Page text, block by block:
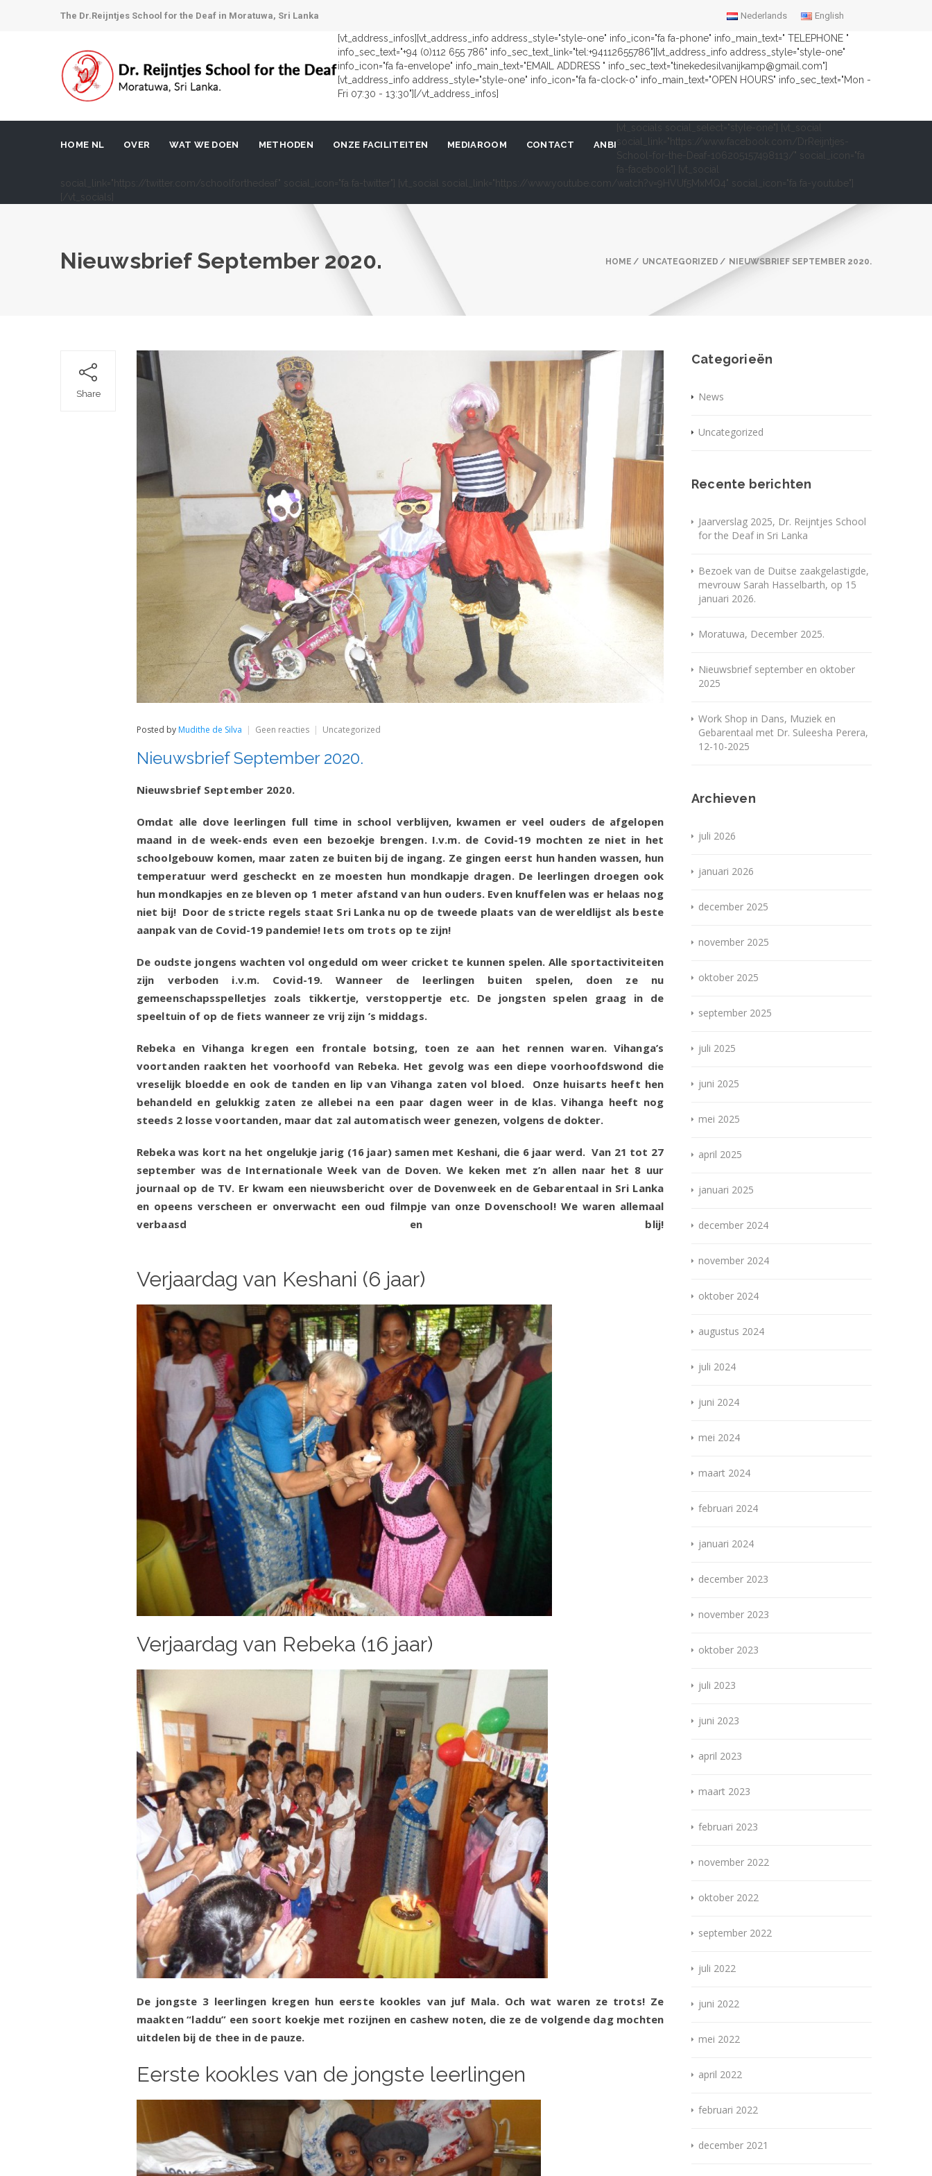
The Dr.Reijntjes School for the Deaf in Moratuwa, Sri Lanka Nederlands English
[vt_address_infos][vt_address_info address_style="style-one" info_icon="fa fa-phone" info_main_text=" TELEPHONE "
info_sec_text="+94 (0)112 655 786" info_sec_text_link="tel:+94112655786"][vt_address_info address_style="style-one"
info_icon="fa fa-envelope" info_main_text="EMAIL ADDRESS " info_sec_text="tinekedesilvanijkamp@gmail.com"]
[vt_address_info address_style="style-one" info_icon="fa fa-clock-o" info_main_text="OPEN HOURS" info_sec_text="Mon -
Fri 07:30 - 13:30"][/vt_address_infos]
HOME NL OVER WAT WE DOEN METHODEN ONZE FACILITEITEN MEDIAROOM CONTACT ANBI
[vt_socials social_select="style-one"] [vt_social
social_link="https://www.facebook.com/DrReijntjes-
School-for-the-Deaf-106205157498113/" social_icon="fa
fa-facebook"] [vt_social
social_link="https://twitter.com/schoolforthedeaf" social_icon="fa fa-twitter"] [vt_social social_link="https://www.youtube.com/watch?v=9HVUf5MxMQ4" social_icon="fa fa-youtube"]
[/vt_socials]
Nieuwsbrief September 2020. HOME UNCATEGORIZED NIEUWSBRIEF SEPTEMBER 2020.
Share
Posted by Mudithe de Silva Geen reactiesop
September
2020.
Uncategorized
Nieuwsbrief September 2020.
Nieuwsbrief September 2020.
Omdat alle dove leerlingen full time in school verblijven, kwamen er veel ouders de afgelopen
maand in de week-ends even een bezoekje brengen. I.v.m. de Covid-19 mochten ze niet in het
schoolgebouw komen, maar zaten ze buiten bij de ingang. Ze gingen eerst hun handen wassen, hun
temperatuur werd gescheckt en ze moesten hun mondkapje dragen. De leerlingen droegen ook
hun mondkapjes en ze bleven op 1 meter afstand van hun ouders. Even knuffelen was er helaas nog
niet bij! Door de stricte regels staat Sri Lanka nu op de tweede plaats van de wereldlijst als beste
aanpak van de Covid-19 pandemie! Iets om trots op te zijn!
De oudste jongens wachten vol ongeduld om weer cricket te kunnen spelen. Alle sportactiviteiten
zijn verboden i.v.m. Covid-19. Wanneer de leerlingen buiten spelen, doen ze nu
gemeenschapsspelletjes zoals tikkertje, verstoppertje etc. De jongsten spelen graag in de
speeltuin of op de fiets wanneer ze vrij zijn ’s middags.
Rebeka en Vihanga kregen een frontale botsing, toen ze aan het rennen waren. Vihanga’s
voortanden raakten het voorhoofd van Rebeka. Het gevolg was een diepe voorhoofdswond die
vreselijk bloedde en ook de tanden en lip van Vihanga zaten vol bloed. Onze huisarts heeft hen
behandeld en gelukkig zaten ze allebei na een paar dagen weer in de klas. Vihanga heeft nog
steeds 2 losse voortanden, maar dat zal automatisch weer genezen, volgens de dokter.
Rebeka was kort na het ongelukje jarig (16 jaar) samen met Keshani, die 6 jaar werd. Van 21 tot 27
september was de Internationale Week van de Doven. We keken met z’n allen naar het 8 uur
journaal op de TV. Er kwam een nieuwsbericht over de Dovenweek en de Gebarentaal in Sri Lanka
en opeens verscheen er onverwacht een oud filmpje van onze Dovenschool! We waren allemaal
verbaasd en blij!
Verjaardag van Keshani (6 jaar)
Verjaardag van Rebeka (16 jaar)
De jongste 3 leerlingen kregen hun eerste kookles van juf Mala. Och wat waren ze trots! Ze
maakten “laddu” een soort koekje met rozijnen en cashew noten, die ze de volgende dag mochten
uitdelen bij de thee in de pauze.
Eerste kookles van de jongste leerlingen
Categorieën
News
Uncategorized
Recente berichten
Jaarverslag 2025, Dr. Reijntjes School
for the Deaf in Sri Lanka
Bezoek van de Duitse zaakgelastigde,
mevrouw Sarah Hasselbarth, op 15
januari 2026.
Moratuwa, December 2025.
Nieuwsbrief september en oktober
2025
Work Shop in Dans, Muziek en
Gebarentaal met Dr. Suleesha Perera,
12-10-2025
Archieven
juli 2026
januari 2026
december 2025
november 2025
oktober 2025
september 2025
juli 2025
juni 2025
mei 2025
april 2025
januari 2025
december 2024
november 2024
oktober 2024
augustus 2024
juli 2024
juni 2024
mei 2024
maart 2024
februari 2024
januari 2024
december 2023
november 2023
oktober 2023
juli 2023
juni 2023
april 2023
maart 2023
februari 2023
november 2022
oktober 2022
september 2022
juli 2022
juni 2022
mei 2022
april 2022
februari 2022
december 2021